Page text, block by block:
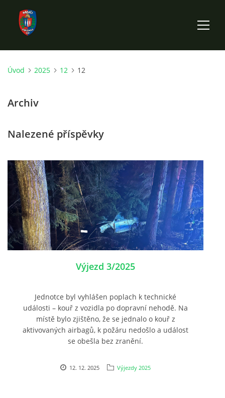
ÚVOD
HISTORIE SBORU
VÝKONNÝ VÝBOR SBORU
DOKUMENTY
VÝJEZDOVÁ JEDNOTKA
FOTOGALERIE
KROUŽEK MH
Úvod 2025 12 12
Archiv
Nalezené příspěvky
Výjezd 3/2025
Jednotce byl vyhlášen poplach k technické
události – kouř z vozidla po dopravní nehodě. Na
místě bylo zjištěno, že se jednalo o kouř z
aktivovaných airbagů, k požáru nedošlo a událost
se obešla bez zranění.
12. 12. 2025 Výjezdy 2025